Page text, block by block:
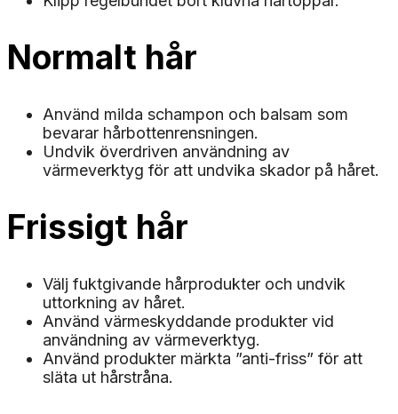
Normalt hår
Använd milda schampon och balsam som
bevarar hårbottenrensningen.
Undvik överdriven användning av
värmeverktyg för att undvika skador på håret.
Frissigt hår
Välj fuktgivande hårprodukter och undvik
uttorkning av håret.
Använd värmeskyddande produkter vid
användning av värmeverktyg.
Använd produkter märkta ”anti-friss” för att
släta ut hårstråna.